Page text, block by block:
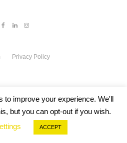
Privacy Policy
to improve your experience. We'll
but you can opt-out if you wish.
ACCEPT